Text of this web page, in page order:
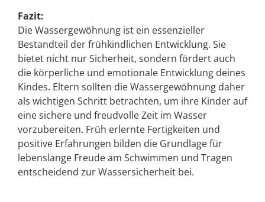
Fazit:
Die Wassergewöhnung ist ein essenzieller
Bestandteil der frühkindlichen Entwicklung. Sie
bietet nicht nur Sicherheit, sondern fördert auch
die körperliche und emotionale Entwicklung deines
Kindes. Eltern sollten die Wassergewöhnung daher
als wichtigen Schritt betrachten, um ihre Kinder auf
eine sichere und freudvolle Zeit im Wasser
vorzubereiten. Früh erlernte Fertigkeiten und
positive Erfahrungen bilden die Grundlage für
lebenslange Freude am Schwimmen und Tragen
entscheidend zur Wassersicherheit bei.